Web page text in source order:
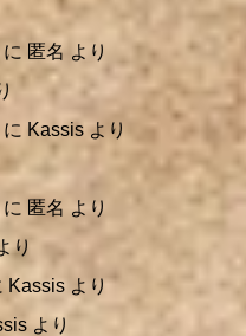
に 匿名 より
に Kassis より
に 匿名 より
り
Kassis より
より